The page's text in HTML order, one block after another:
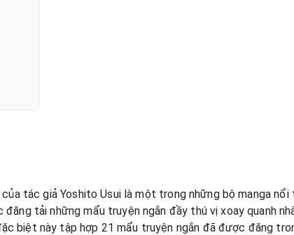
tác giả Yoshito Usui là một trong những bộ manga nổi
tải những mẩu truyện ngắn đầy thú vị xoay quanh
biệt này tập hợp 21 mẩu truyện ngắn đã được đăng